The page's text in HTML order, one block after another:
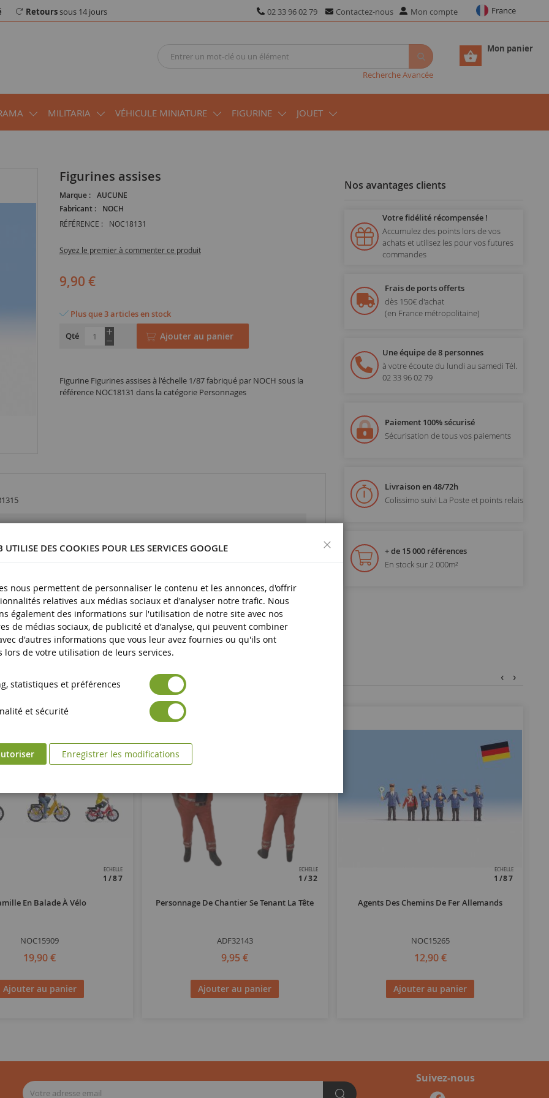
Retourssous 14 jours 02 33 96 02 79 Contactez-nous Mon compte France
Mon panier
Recherche Avancée
MILITARIA VÉHICULE MINIATURE FIGURINE JOUET
Figurines assises
Marque :
AUCUNE
Fabricant :
NOCH
RÉFÉRENCE : NOC18131
Soyez le premier à commenter ce produit
9,90 €
Plus que 3 articles en stock
Qté
Ajouter au panier
Figurine Figurines assises à l'échelle 1/87 fabriqué par NOCH sous la
référence NOC18131 dans la catégorie Personnages
Nos avantages clients
Votre fidélité récompensée !
Accumulez des points lors de vos
achats et utilisez les pour vos futures
commandes
Frais de ports offerts
dès 150€ d'achat
(en France métropolitaine)
Une équipe de 8 personnes
à votre écoute du lundi au samedi Tél.
02 33 96 02 79
Paiement 100% sécurisé
Sécurisation de tous vos paiements
Livraison en 48/72h
Colissimo suivi La Poste et points relais
+ de 15 000 références
En stock sur 2 000m²
ECHELLE
1/87
En Balade À Vélo
NOC15909
19,90 €
Ajouter au panier
ECHELLE
1/32
Personnage De Chantier Se Tenant La Tête
ADF32143
9,95 €
Ajouter au panier
ECHELLE
1/87
Agents Des Chemins De Fer Allemands
NOC15265
12,90 €
Ajouter au panier
‹ ›
Suivez-nous
UTILISE DES COOKIES POUR LES SERVICES GOOGLE
nous permettent de personnaliser le contenu et les annonces, d'offrir
relatives aux médias sociaux et d'analyser notre trafic. Nous
également des informations sur l'utilisation de notre site avec nos
de médias sociaux, de publicité et d'analyse, qui peuvent combiner
d'autres informations que vous leur avez fournies ou qu'ils ont
lors de votre utilisation de leurs services.
statistiques et préférences
et sécurité
Enregistrer les modifications